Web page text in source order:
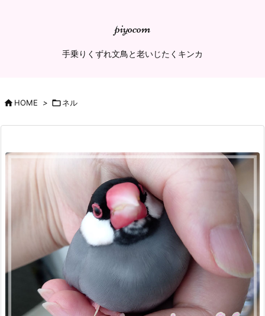
piyocom
手乗りくずれ文鳥と老いじたくキンカ
HOME > ネル